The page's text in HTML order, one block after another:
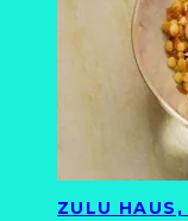
ZULU